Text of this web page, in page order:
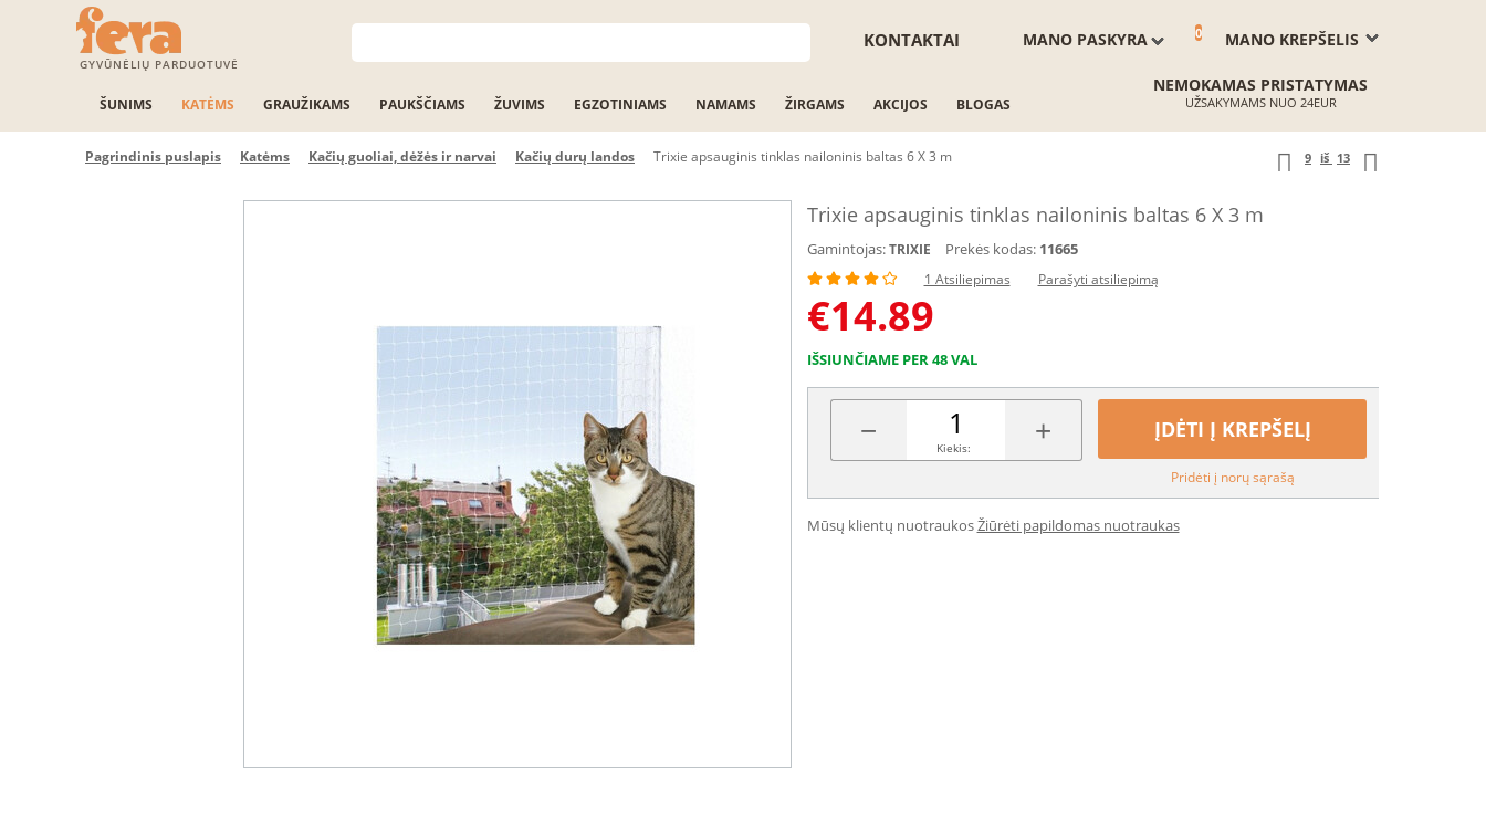
GYVŪNĖLIŲ PARDUOTUVĖ
MANO KREPŠELIS
0
MANO PASKYRA
KONTAKTAI
ŠUNIMS KATĖMS GRAUŽIKAMS PAUKŠČIAMS ŽUVIMS EGZOTINIAMS NAMAMS ŽIRGAMS AKCIJOS BLOGAS
NEMOKAMAS PRISTATYMAS
UŽSAKYMAMS NUO 24EUR
Pagrindinis puslapis Katėms Kačių guoliai, dėžės ir narvai Kačių durų landos Trixie apsauginis tinklas nailoninis baltas 6 X 3 m 9 iš 13
Trixie apsauginis tinklas nailoninis baltas 6 X 3 m
Gamintojas: TRIXIE Prekės kodas: 11665
1 Atsiliepimas Parašyti atsiliepimą
€14.89
IŠSIUNČIAME PER 48 VAL
− +
Kiekis:
ĮDĖTI Į KREPŠELĮ
Pridėti į norų sąrašą
Mūsų klientų nuotraukosŽiūrėti papildomas nuotraukas